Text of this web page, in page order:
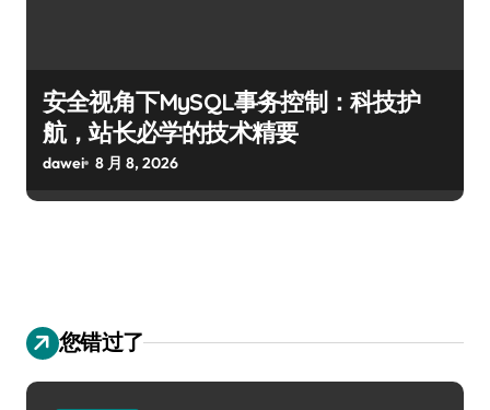
安全视角下MySQL事务控制：科技护
航，站长必学的技术精要
dawei 8 月 8, 2026
您错过了